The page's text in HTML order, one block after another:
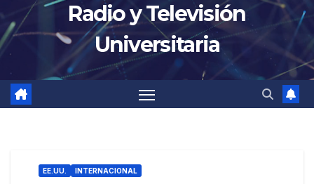
Radio y Televisión
Universitaria
EE.UU. INTERNACIONAL